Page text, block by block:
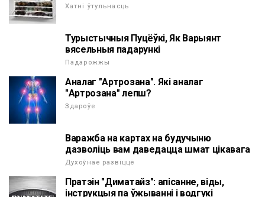
Хатні ўтульнасць
Турыстычныя Пуцёўкі, Як Варыянт
вясельныя падарункі
Падарожжы
Аналаг "Артрозана". Які аналаг
"Артрозана" лепш?
Здароўе
Варажба на картах на будучыню
дазволіць вам даведацца шмат цікавага
Духоўнае развіццё
Пратэін "Диматайз": апісанне, віды,
інструкцыя па ўжыванні і водгукі